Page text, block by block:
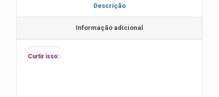
Descrição
Informação adicional
Curtir isso: